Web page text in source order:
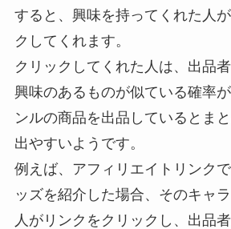
すると、興味を持ってくれた人
クしてくれます。
クリックしてくれた人は、出品
興味のあるものが似ている確率
ンルの商品を出品しているとま
出やすいようです。
例えば、アフィリエイトリンク
ッズを紹介した場合、そのキャ
人がリンクをクリックし、出品